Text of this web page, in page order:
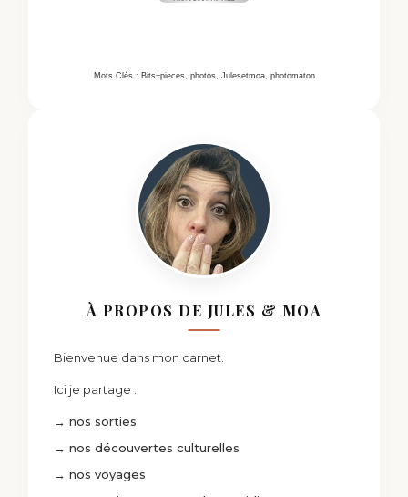
Mots Clés : Bits+pieces, photos, Julesetmoa, photomaton
À PROPOS DE JULES & MOA
Bienvenue dans mon carnet.
Ici je partage :
→ nos sorties
→ nos découvertes culturelles
→ nos voyages